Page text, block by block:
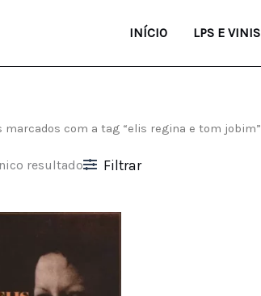
INÍCIO LPS E VINIS
marcados com a tag “elis regina e tom jobim”
resultado Filtrar